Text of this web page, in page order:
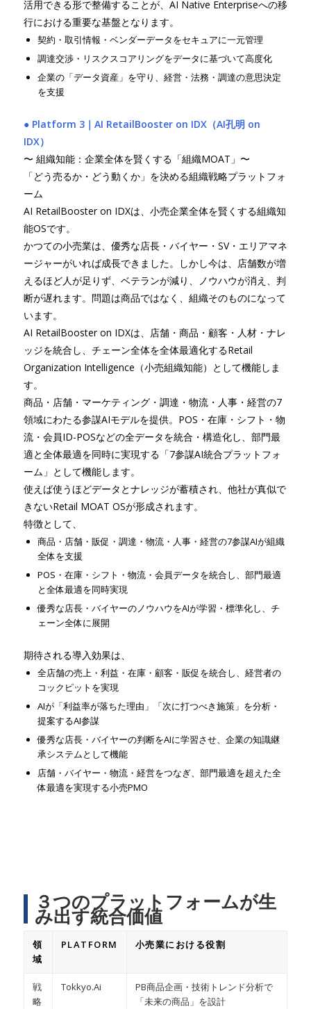
活用できる形で整備することが、AI Native Enterpriseへの移
行における重要な基盤となります。
契約・取引情報・ベンダーデータをセキュアに一元管理
調達交渉・リスクスコアリングをデータに基づいて高度化
企業の「データ資産」を守り、経営・法務・調達の意思決定
を支援
● Platform 3｜AI RetailBooster on IDX（AI孔明 on
IDX）
〜 組織知能：企業全体を賢くする「組織MOAT」〜
「どう売るか・どう動くか」を決める組織戦略プラットフォ
ーム
AI RetailBooster on IDXは、小売企業全体を賢くする組織知
能OSです。
かつての小売業は、優秀な店長・バイヤー・SV・エリアマネ
ージャーがいれば成長できました。しかし今は、店舗数が増
えるほど人が足りず、ベテランが減り、ノウハウが消え、判
断が遅れます。問題は商品ではなく、組織そのものになって
います。
AI RetailBooster on IDXは、店舗・商品・顧客・人材・ナレ
ッジを統合し、チェーン全体を全体最適化するRetail
Organization Intelligence（小売組織知能）として機能しま
す。
商品・店舗・マーケティング・調達・物流・人事・経営の7
領域にわたる参謀AIモデルを提供。POS・在庫・シフト・物
流・会員ID-POSなどの全データを統合・構造化し、部門最
適と全体最適を同時に実現する「7参謀AI統合プラットフォ
ーム」として機能します。
使えば使うほどデータとナレッジが蓄積され、他社が真似で
きないRetail MOAT OSが形成されます。
特徴として、
商品・店舗・販促・調達・物流・人事・経営の7参謀AIが組織
全体を支援
POS・在庫・シフト・物流・会員データを統合し、部門最適
と全体最適を同時実現
優秀な店長・バイヤーのノウハウをAIが学習・標準化し、チ
ェーン全体に展開
期待される導入効果は、
全店舗の売上・利益・在庫・顧客・販促を統合し、経営者の
コックピットを実現
AIが「利益率が落ちた理由」「次に打つべき施策」を分析・
提案するAI参謀
優秀な店長・バイヤーの判断をAIに学習させ、企業の知識継
承システムとして機能
店舗・バイヤー・物流・経営をつなぎ、部門最適を超えた全
体最適を実現する小売PMO
３つのプラットフォームが生
み出す統合価値
領
域
PLATFORM 小売業における役割
戦
略
Tokkyo.Ai
PB商品企画・技術トレンド分析で
「未来の商品」を設計